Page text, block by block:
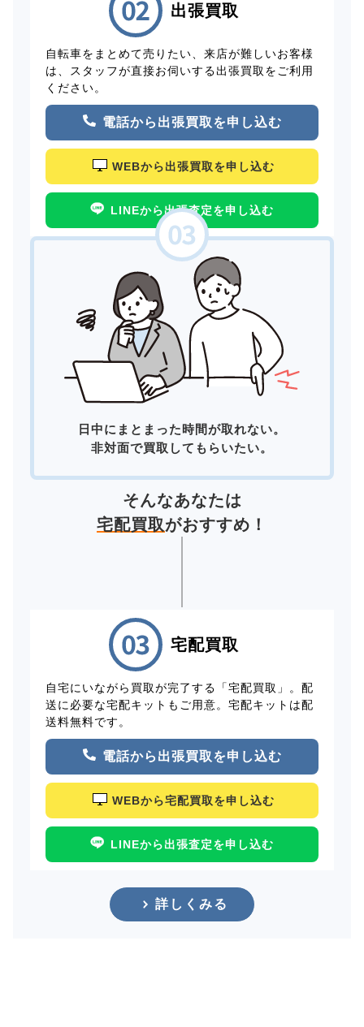
出張買取
自転車をまとめて売りたい、来店が難しいお客様
は、スタッフが直接お伺いする出張買取をご利用
ください。
電話から出張買取を申し込む
WEBから出張買取を申し込む
LINEから出張査定を申し込む
日中にまとまった時間が取れない。
非対面で買取してもらいたい。
そんなあなたは
宅配買取がおすすめ！
宅配買取
自宅にいながら買取が完了する「宅配買取」。配
送に必要な宅配キットもご用意。宅配キットは配
送料無料です。
電話から出張買取を申し込む
WEBから宅配買取を申し込む
LINEから出張査定を申し込む
詳しくみる